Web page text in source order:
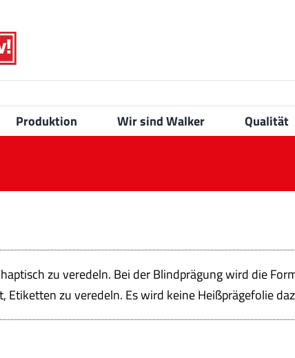
Produktion Wir sind Walker Qualität
zu veredeln. Bei der Blindprägung wird die
Etiketten zu veredeln. Es wird keine Heißprägefolie